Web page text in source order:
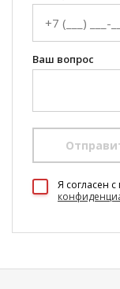
Ваш вопрос
Я согласен